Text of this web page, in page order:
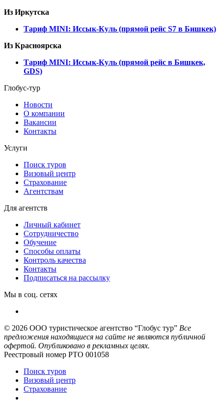
Из Иркутска
Тариф MINI: Иссык-Куль (прямой рейс S7 в Бишкек)
Из Красноярска
Тариф MINI: Иссык-Куль (прямой рейс в Бишкек,
GDS)
Глобус-тур
Новости
О компании
Вакансии
Контакты
Услуги
Поиск туров
Визовый центр
Страхование
Агентствам
Для агентств
Личный кабинет
Сотрудничество
Обучение
Способы оплаты
Контроль качества
Контакты
Подписаться на рассылку
Мы в соц. сетях
© 2026 ООО туристическое агентство “Глобус тур” Все
предложения находящиеся на сайте не являются публичной
офертой. Опубликовано в рекламных целях.
Реестровый номер РТО 001058
Поиск туров
Визовый центр
Страхование